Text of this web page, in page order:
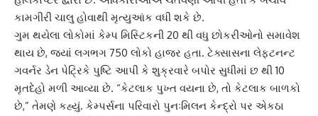
કામગીરી ચાલુ હોવાથી મૃત્યુઆંક વધી શકે છે.
ગુમ થયેલા લોકોમાં કેમ્પ મિસ્ટિકની 20 થી વધુ છોકરીઓનો સમાવેશ
થાય છે, જ્યાં લગભગ 750 લોકો હાજર હતા. ટેક્સાસના લેફ્ટનન્ટ
ગવર્નર ડેન પેટ્રિકે પુષ્ટિ આપી કે શુક્રવારે બપોર સુધીમાં છ થી 10
મૃતદેહો મળી આવ્યા છે. “કેટલાક પુખ્ત વયના છે, તો કેટલાક બાળકો
છે,” તેમણે કહ્યું. કેમ્પર્સના પરિવારો પુનઃમિલન કેન્દ્રો પર એકઠા